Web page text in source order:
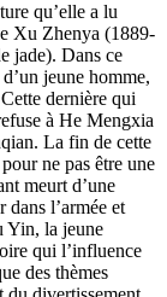
qu’elle a lu
Xu Zhenya (1889-
jade). Dans ce
jeune homme,
dernière qui
à He Mengxia
La fin de cette
ne pas être une
meurt d’une
dans l’armée et
Yin, la jeune
qui l’influence
des thèmes